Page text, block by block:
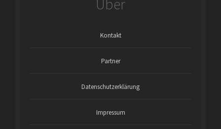
Über
Kontakt
Partner
Datenschutzerklärung
Impressum